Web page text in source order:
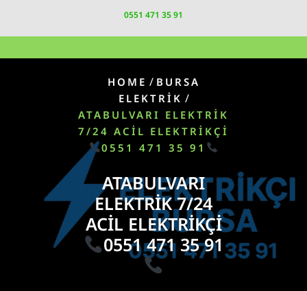
0551 471 35 91
HOME / BURSA
ELEKTRIK /
ATABULVARI ELEKTRIK
7/24 ACIL ELEKTRIKÇI
0551 471 35 91
ATABULVARI
ELEKTRIK 7/24
ACIL ELEKTRIKÇI
0551 471 35 91